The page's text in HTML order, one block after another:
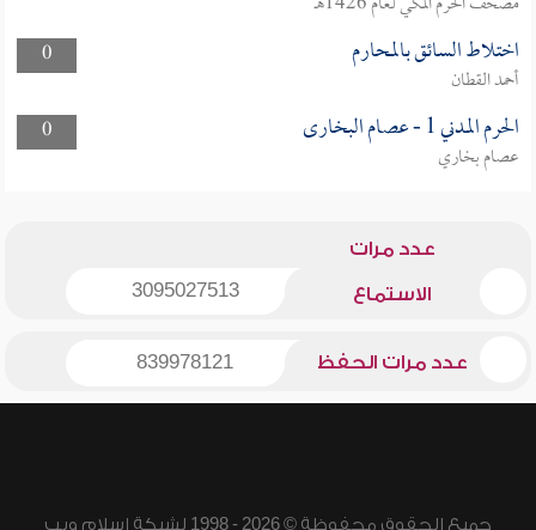
0
اختلاط السائق بالمحارم
أحمد القطان
0
الحرم المدني 1 - عصام البخارى
عصام بخاري
عدد مرات
الاستماع 3095027513
عدد مرات الحفظ 839978121
جميع الحقوق محفوظة © 2026 - 1998 لشبكة إسلام ويب